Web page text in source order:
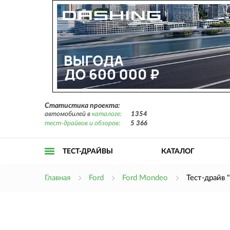
Статистика проекта:
автомобилей в каталоге:
1354
тест-драйвов и обзоров:
5 366
ТЕСТ-ДРАЙВЫ КАТАЛОГ
Главная Ford Ford Mondeo Тест-драйв